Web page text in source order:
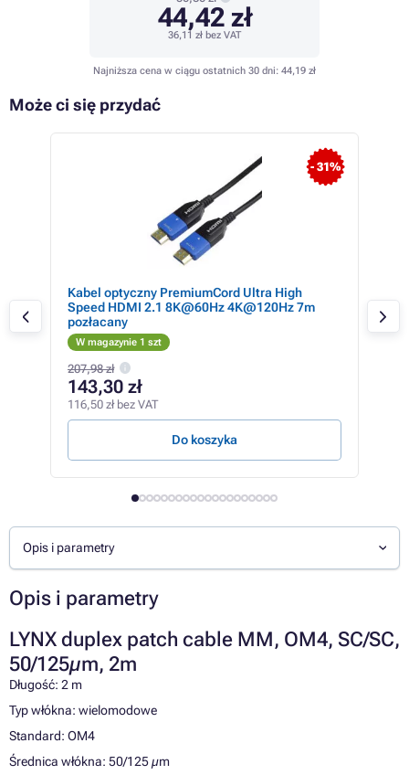
44,42 zł
36,11 zł bez VAT
Najniższa cena w ciągu ostatnich 30 dni: 44,19 zł
Może ci się przydać
- 31%
Kabel optyczny PremiumCord Ultra High
Speed HDMI 2.1 8K@60Hz 4K@120Hz 7m
pozłacany
W magazynie 1 szt
207,98 zł
143,30 zł
116,50 zł bez VAT
Do koszyka
Opis i parametry
Opis i parametry
LYNX duplex patch cable MM, OM4, SC/SC,
50/125µm, 2m
Długość: 2 m
Typ włókna: wielomodowe
Standard: OM4
Średnica włókna: 50/125 µm